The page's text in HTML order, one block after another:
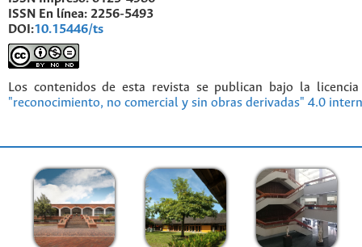
ISSN En línea: 2256-5493
DOI:10.15446/ts
Los contenidos de esta revista se publican bajo la
"reconocimiento, no comercial y sin obras derivadas" 4.0